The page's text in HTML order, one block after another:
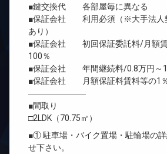
■鍵交換代 各部屋毎に異なる
■保証会社 利用必須（※大手法人
あり）
■保証会社 初回保証委託料/月額賃
100％
■保証会社 年間継続料/0.8万円～
■保証会社 月額保証料賃料等の1
―――――――
■間取り
□2LDK（70.75㎡）
■① 駐車場・バイク置場・駐輪場の
せ下さい。